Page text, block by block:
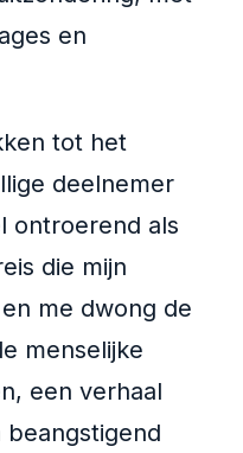
en
tot het
deelnemer
ontroerend als
die mijn
me dwong de
menselijke
een verhaal